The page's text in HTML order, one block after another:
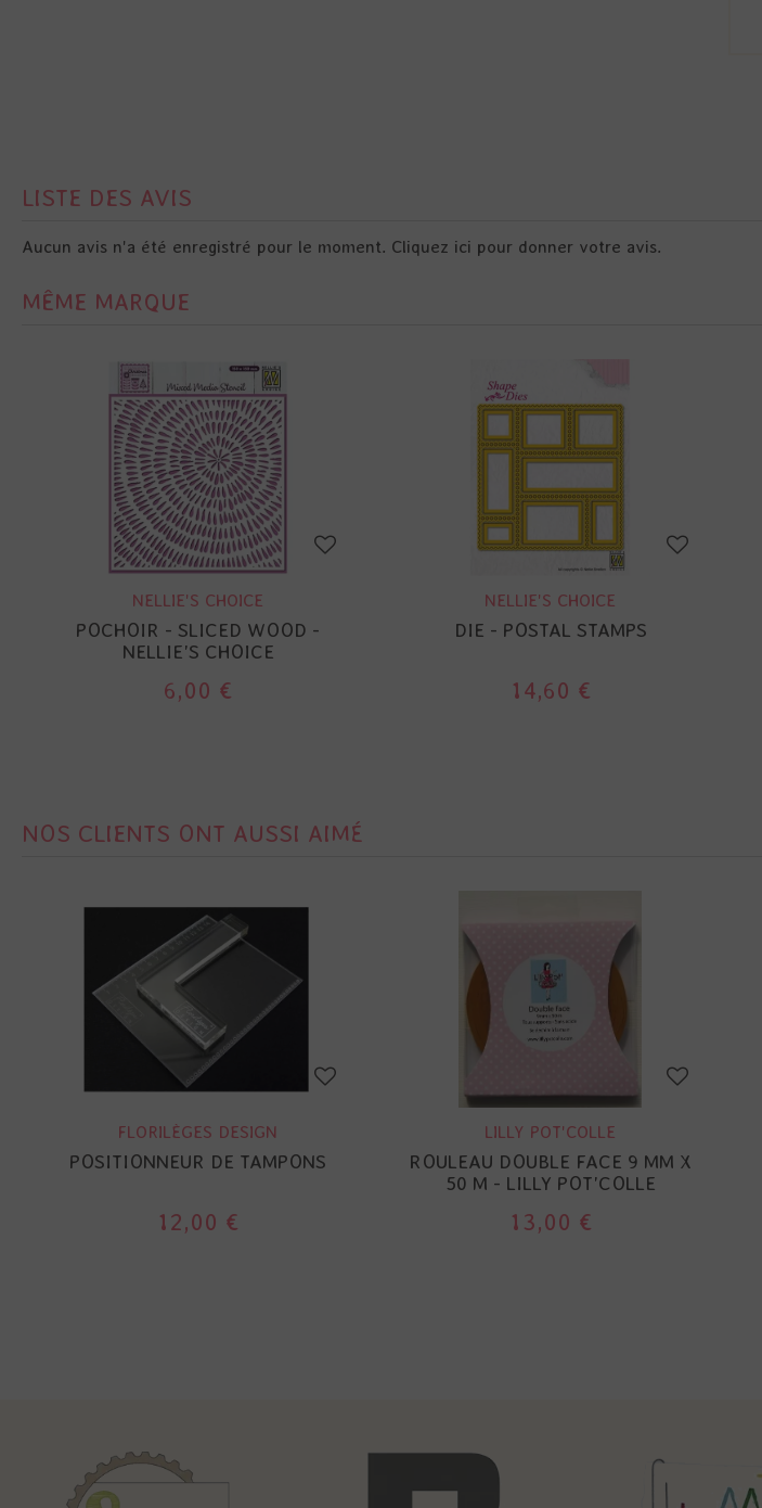
LISTE DES AVIS
Aucun avis n'a été enregistré pour le moment. Cliquez ici pour donner votre avis.
MÊME MARQUE
NELLIE'S CHOICE
POCHOIR - SLICED WOOD -
NELLIE'S CHOICE
6,00 €
NELLIE'S CHOICE
DIE - POSTAL STAMPS
14,60 €
NOS CLIENTS ONT AUSSI AIMÉ
FLORILÈGES DESIGN
POSITIONNEUR DE TAMPONS
12,00 €
LILLY POT'COLLE
ROULEAU DOUBLE FACE 9 MM X
50 M - LILLY POT'COLLE
13,00 €